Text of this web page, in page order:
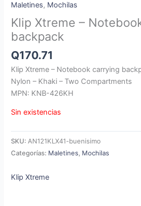
Maletines, Mochilas
Klip Xtreme –
backpack
Q170.71
Klip Xtreme – Notebook carrying
Nylon – Khaki – Two Compartments
MPN: KNB-426KH
Sin existencias
SKU: AN121KLX41-buenisimo
Categorías: Maletines, Mochilas
Klip Xtreme